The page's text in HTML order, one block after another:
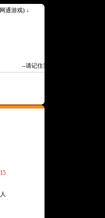
通游戏) ↓
--请记住我们永久网址Www.30ok.Com--